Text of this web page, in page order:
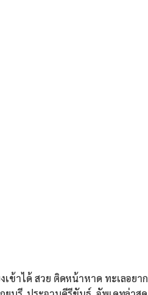
ข้าได้ สวย ติดหน้าหาด ทะเลอยาก